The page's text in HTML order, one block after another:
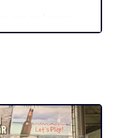
aan te leggen.